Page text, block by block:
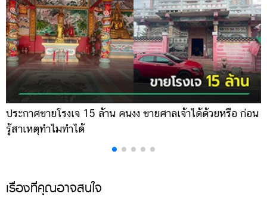
ประกาศขายโรงเจ 15 ล้าน คนงง ขายศาลเจ้าได้ด้วยหรือ ก่อน
รู้สาเหตุทำไมทำได้
เรื่องที่คุณอาจสนใจ